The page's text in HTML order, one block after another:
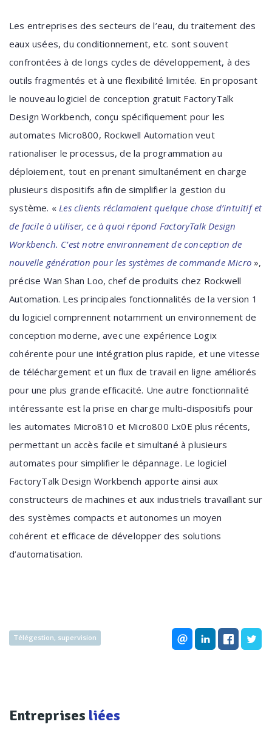
Les entreprises des secteurs de l’eau, du traitement des
eaux usées, du conditionnement, etc. sont souvent
confrontées à de longs cycles de développement, à des
outils fragmentés et à une flexibilité limitée. En proposant
le nouveau logiciel de conception gratuit FactoryTalk
Design Workbench, conçu spécifiquement pour les
automates Micro800, Rockwell Automation veut
rationaliser le processus, de la programmation au
déploiement, tout en prenant simultanément en charge
plusieurs dispositifs afin de simplifier la gestion du
système. «Les clients réclamaient quelque chose d’intuitif et
de facile à utiliser, ce à quoi répond FactoryTalk Design
Workbench. C’est notre environnement de conception de
nouvelle génération pour les systèmes de commande Micro »,
précise Wan Shan Loo, chef de produits chez Rockwell
Automation. Les principales fonctionnalités de la version 1
du logiciel comprennent notamment un environnement de
conception moderne, avec une expérience Logix
cohérente pour une intégration plus rapide, et une vitesse
de téléchargement et un flux de travail en ligne améliorés
pour une plus grande efficacité. Une autre fonctionnalité
intéressante est la prise en charge multi-dispositifs pour
les automates Micro810 et Micro800 Lx0E plus récents,
permettant un accès facile et simultané à plusieurs
automates pour simplifier le dépannage. Le logiciel
FactoryTalk Design Workbench apporte ainsi aux
constructeurs de machines et aux industriels travaillant sur
des systèmes compacts et autonomes un moyen
cohérent et efficace de développer des solutions
d’automatisation.
Télégestion, supervision
Entreprises liées